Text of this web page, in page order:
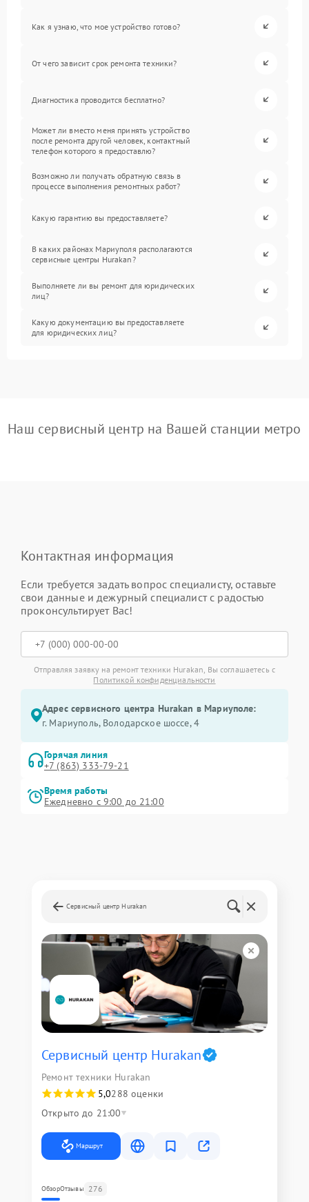
Как я узнаю, что мое устройство готово?
От чего зависит срок ремонта техники?
Диагностика проводится бесплатно?
Может ли вместо меня принять устройство
после ремонта другой человек, контактный
телефон которого я предоставлю?
Возможно ли получать обратную связь в
процессе выполнения ремонтных работ?
Какую гарантию вы предоставляете?
В каких районах Мариуполя располагаются
сервисные центры Hurakan?
Выполняете ли вы ремонт для юридических
лиц?
Какую документацию вы предоставляете
для юридических лиц?
Наш сервисный центр на Вашей станции метро
Контактная информация
Если требуется задать вопрос специалисту, оставьте
свои данные и дежурный специалист с радостью
проконсультирует Вас!
Отправляя заявку на ремонт техники Hurakan, Вы соглашаетесь с
Политикой конфиденциальности
Адрес сервисного центра Hurakan в Мариуполе:
г. Мариуполь, Володарское шоссе, 4
Горячая линия
+7 (863) 333-79-21
Время работы
Ежедневно с 9:00 до 21:00
Сервисный центр Hurakan
Сервисный центр Hurakan
Ремонт техники Hurakan
5,0288 оценки
Открыто до 21:00
Маршрут
ОбзорОтзывы 276